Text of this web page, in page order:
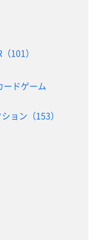
101）
ードゲーム
ョン（153）